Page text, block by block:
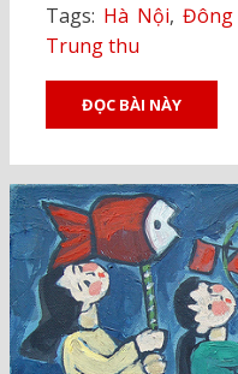
Tags: Hà Nội,
Trung thu
ĐỌC BÀI NÀY